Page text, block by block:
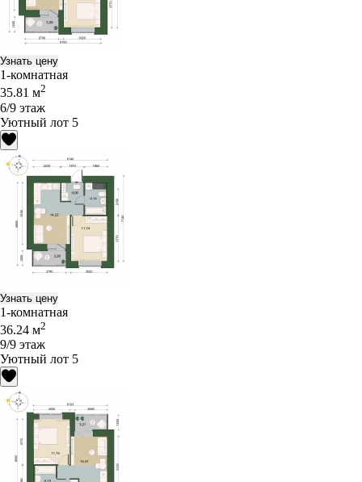
Узнать цену
1-комнатная
35.81 м2
6/9 этаж
Уютный лот 5
Узнать цену
1-комнатная
36.24 м2
9/9 этаж
Уютный лот 5